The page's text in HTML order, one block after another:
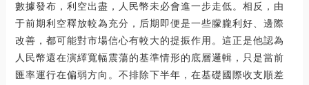
數據發布，利空出盡，人民幣未必會進一步走低。相反，由
于前期利空釋放較為充分，后期即便是一些朦朧利好、邊際
改善，都可能對市場信心有較大的提振作用。這正是他認為
人民幣還在演繹寬幅震蕩的基準情形的底層邏輯，只是當前
匯率運行在偏弱方向。不排除下半年，在基礎國際收支順差